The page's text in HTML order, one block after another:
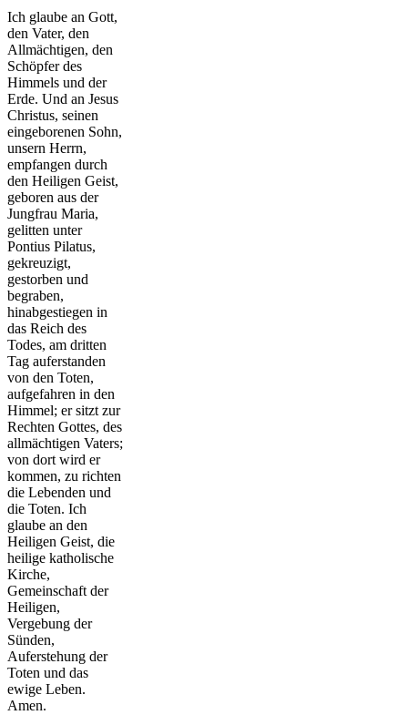
Ich glaube an Gott,
den Vater, den
Allmächtigen, den
Schöpfer des
Himmels und der
Erde. Und an Jesus
Christus, seinen
eingeborenen Sohn,
unsern Herrn,
empfangen durch
den Heiligen Geist,
geboren aus der
Jungfrau Maria,
gelitten unter
Pontius Pilatus,
gekreuzigt,
gestorben und
begraben,
hinabgestiegen in
das Reich des
Todes, am dritten
Tag auferstanden
von den Toten,
aufgefahren in den
Himmel; er sitzt zur
Rechten Gottes, des
allmächtigen Vaters;
von dort wird er
kommen, zu richten
die Lebenden und
die Toten. Ich
glaube an den
Heiligen Geist, die
heilige katholische
Kirche,
Gemeinschaft der
Heiligen,
Vergebung der
Sünden,
Auferstehung der
Toten und das
ewige Leben.
Amen.